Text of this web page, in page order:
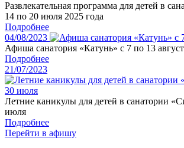
Развлекательная программа для детей в
14 по 20 июля 2025 года
Подробнее
04/08/2023
Афиша санатория «Катунь» с 7 по 13
Подробнее
21/07/2023
Летние каникулы для детей в санатории
июля
Подробнее
Перейти в афишу